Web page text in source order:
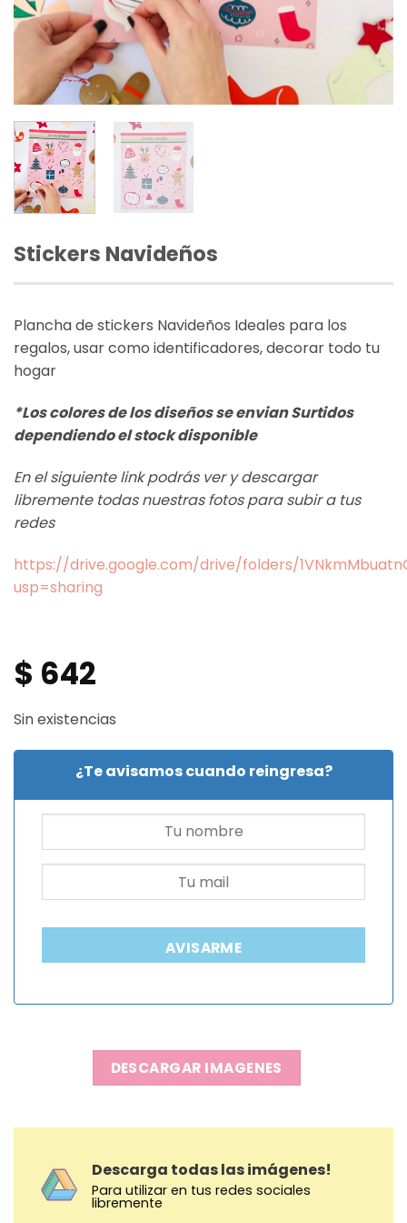
Stickers Navideños
Plancha de stickers Navideños Ideales para los
regalos, usar como identificadores, decorar todo tu
hogar
*Los colores de los diseños se envian Surtidos
dependiendo el stock disponible
En el siguiente link podrás ver y descargar
libremente todas nuestras fotos para subir a tus
redes
https://drive.google.com/drive/folders/
usp=sharing
$ 642
Sin existencias
¿Te avisamos cuando reingresa?
AVISARME
DESCARGAR IMAGENES
Descarga todas las imágenes!
Para utilizar en tus redes sociales
libremente